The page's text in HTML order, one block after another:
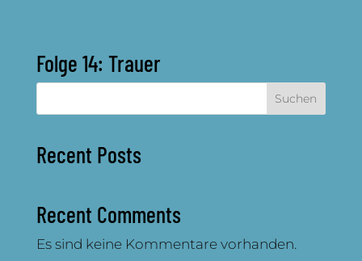
Folge 14: Trauer
Suchen
Recent Posts
Recent Comments
Es sind keine Kommentare vorhanden.